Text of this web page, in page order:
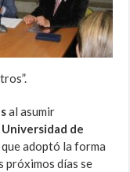
al asumir
Universidad de
adoptó la forma
próximos días se